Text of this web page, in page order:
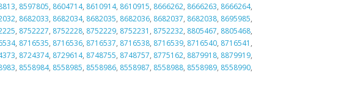
, 8597805, 8604714, 8610914, 8610915, 8666262, 8666263, 8666264,
, 8682033, 8682034, 8682035, 8682036, 8682037, 8682038, 8695985,
, 8752227, 8752228, 8752229, 8752231 , 8752232, 8805467, 8805468,
, 8716535, 8716536, 8716537, 8716538, 8716539, 8716540, 8716541 ,
, 8724374, 8729614, 8748755, 8748757, 8775162, 8879918, 8879919,
, 8558984, 8558985, 8558986, 8558987, 8558988, 8558989, 8558990,